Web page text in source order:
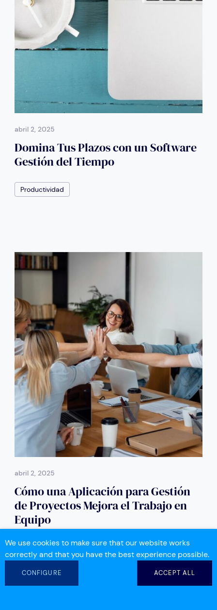
abril 2, 2025
Domina Tus Plazos con un Software
Gestión del Tiempo
Productividad
abril 2, 2025
Cómo una Aplicación para Gestión
de Proyectos Mejora el Trabajo en
Equipo
Colaboración Productividad
We use cookies to make sure that our website works
correctly and that you have the best experience possible.
CONFIGURE ACCEPT ALL